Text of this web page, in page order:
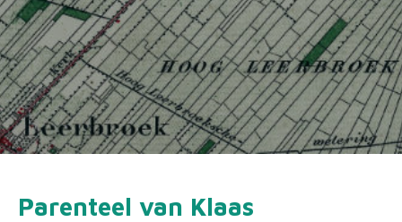
Parenteel van Klaas